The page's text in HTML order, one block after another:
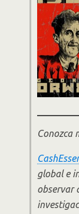
Conozca
global e
observar